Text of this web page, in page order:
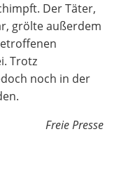
Português
Việt
Der Täter,
grölte außerdem
Trotz
noch in der
Freie Presse